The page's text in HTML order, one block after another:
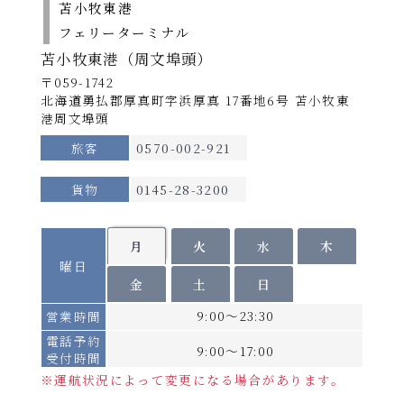
苫小牧東港
フェリーターミナル
苫小牧東港（周文埠頭）
〒059-1742
北海道勇払郡厚真町字浜厚真 17番地6号 苫小牧東
港周文埠頭
旅客
0570-002-921
貨物 0145-28-3200
曜日
営業時間
電話予約
受付時間
月 火 水 木
金 土
日
9:00～23:30
9:00～17:00
※運航状況によって変更になる場合があります。